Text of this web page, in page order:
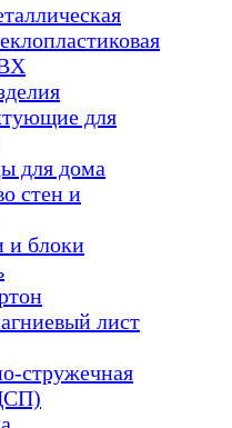
для
для дома
стен и
и блоки
лист
стружечная